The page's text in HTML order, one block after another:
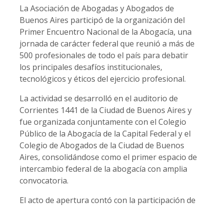
La Asociación de Abogadas y Abogados de
Buenos Aires participó de la organización del
Primer Encuentro Nacional de la Abogacía, una
jornada de carácter federal que reunió a más de
500 profesionales de todo el país para debatir
los principales desafíos institucionales,
tecnológicos y éticos del ejercicio profesional.
La actividad se desarrolló en el auditorio de
Corrientes 1441 de la Ciudad de Buenos Aires y
fue organizada conjuntamente con el Colegio
Público de la Abogacía de la Capital Federal y el
Colegio de Abogados de la Ciudad de Buenos
Aires, consolidándose como el primer espacio de
intercambio federal de la abogacía con amplia
convocatoria.
El acto de apertura contó con la participación de